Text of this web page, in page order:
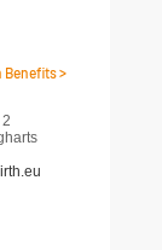
Benefits >